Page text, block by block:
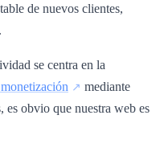
de nuevos clientes,
se centra en la
mediante
es obvio que nuestra web es